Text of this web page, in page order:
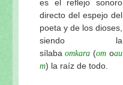
es el reflejo sonoro
directo del espejo del
poeta y de los dioses,
siendo la
sílaba omkara (om oau
m) la raíz de todo.